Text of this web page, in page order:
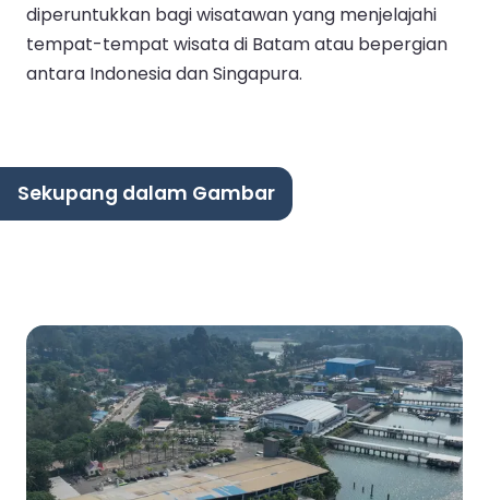
diperuntukkan bagi wisatawan yang menjelajahi
tempat-tempat wisata di Batam atau bepergian
antara Indonesia dan Singapura.
Sekupang dalam Gambar